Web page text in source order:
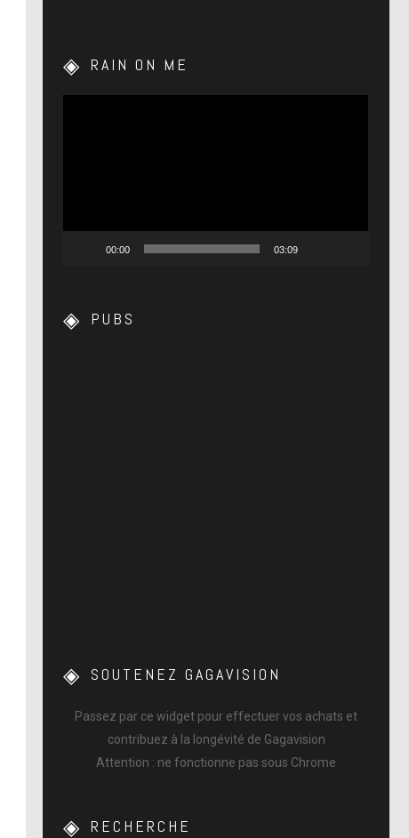
RAIN ON ME
00:00 03:09
PUBS
SOUTENEZ GAGAVISION
Passez par ce widget pour effectuer vos achats et
contribuez à la longévité de Gagavision
Attention : ne fonctionne pas sous Chrome
RECHERCHE